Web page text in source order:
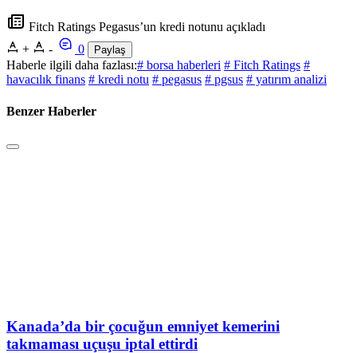
Fitch Ratings Pegasus’un kredi notunu açıkladı
+
- 0 Paylaş
Haberle ilgili daha fazlası:# borsa haberleri # Fitch Ratings #
havacılık finans # kredi notu # pegasus # pgsus # yatırım analizi
Benzer Haberler
Kanada’da bir çocuğun emniyet kemerini
takmaması uçuşu iptal ettirdi